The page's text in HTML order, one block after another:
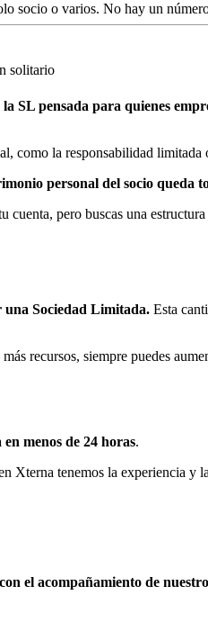
socio o varios. No hay un
solitario
SL pensada para quienes
como la responsabilidad
personal del socio queda
pero buscas una
una Sociedad Limitada. Esta
recursos, siempre puedes
menos de 24 horas.
Xterna tenemos la experiencia
el acompañamiento de